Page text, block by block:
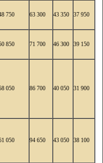
750 63 300 43 350 37 950
850 71 700 46 300 39 150
050 86 700 40 050 31 900
050 94 650 43 050 38 100